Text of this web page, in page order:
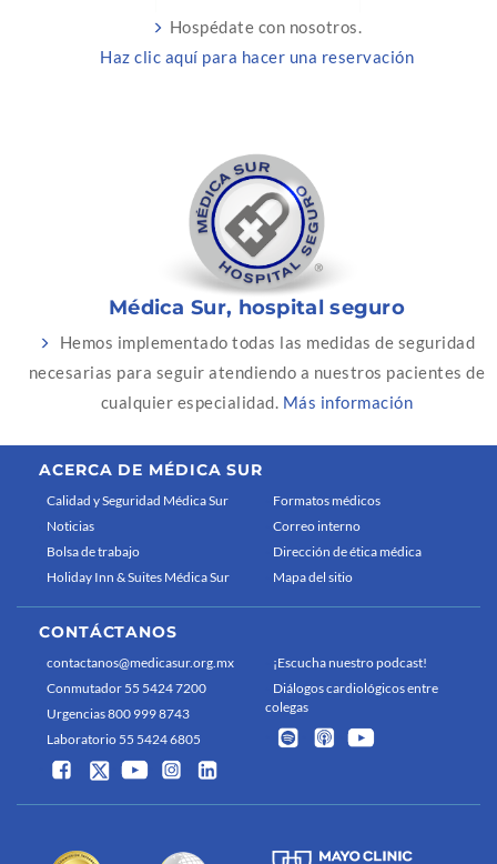
Hospédate con nosotros.
Haz clic aquí para hacer una reservación
Médica Sur, hospital seguro
Hemos implementado todas las medidas de seguridad
necesarias para seguir atendiendo a nuestros pacientes de
cualquier especialidad. Más información
ACERCA DE MÉDICA SUR
Calidad y Seguridad Médica Sur
Noticias
Bolsa de trabajo
Holiday Inn & Suites Médica Sur
Formatos médicos
Correo interno
Dirección de ética médica
Mapa del sitio
CONTÁCTANOS
contactanos@medicasur.org.mx
Conmutador 55 5424 7200
Urgencias 800 999 8743
Laboratorio 55 5424 6805
¡Escucha nuestro podcast!
Diálogos cardiológicos entre
colegas